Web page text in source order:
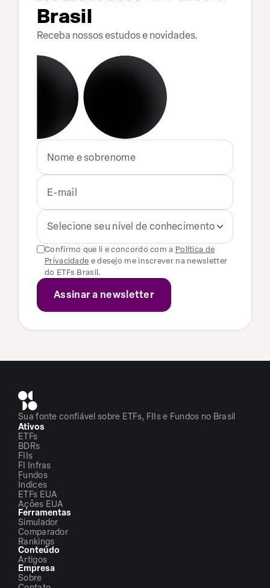
Brasil
Receba nossos estudos e novidades.
Selecione seu nível de conhecimento
Confirmo que li e concordo com a Política de
Privacidade e desejo me inscrever na newsletter
do ETFs Brasil.
Sua fonte confiável sobre ETFs, FIIs e Fundos no Brasil
Ativos
ETFs
BDRs
FIIs
FI Infras
Fundos
Índices
ETFs EUA
Ações EUA
Ferramentas
Simulador
Comparador
Rankings
Conteúdo
Artigos
Empresa
Sobre